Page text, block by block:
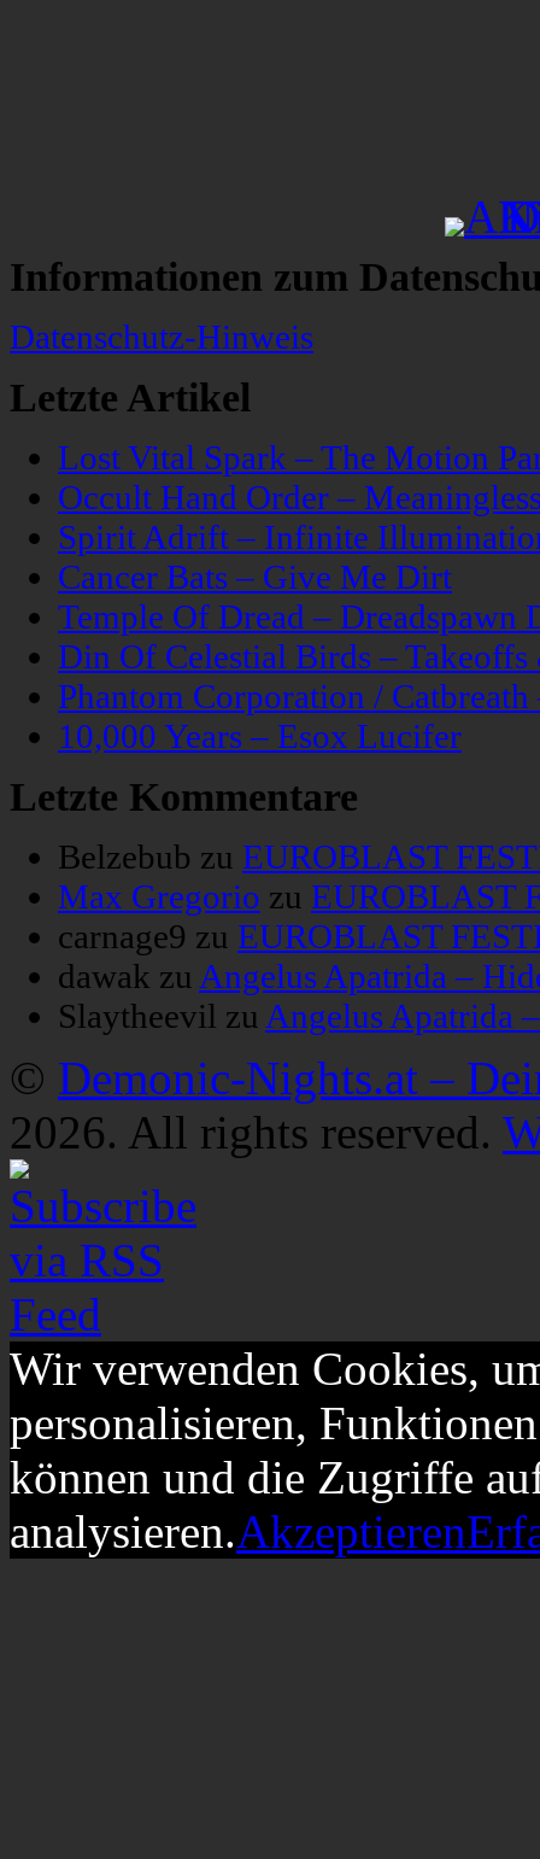
Informationen zum
Datenschutz-Hinweis
Letzte Artikel
Lost Vital Spark – The Motion
Occult Hand Order –
Spirit Adrift – Infinite
Cancer Bats – Give Me Dirt
Temple Of Dread – Dreadspawn
Din Of Celestial Birds –
Phantom Corporation /
10,000 Years – Esox Lucifer
Letzte Kommentare
Belzebub zu EUROBLAST
Max Gregorio zu EUROBLAST
carnage9 zu EUROBLAST
dawak zu Angelus Apatrida –
Slaytheevil zu Angelus Apatrida
© Demonic-Nights.at –
2026. All rights reserved.
Wir verwenden Cookies,
personalisieren,
können und die Zugriffe
analysieren.Akzeptieren